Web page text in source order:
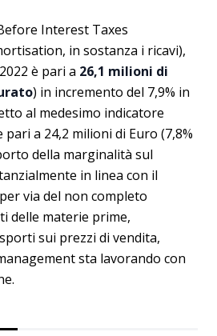
Interest Taxes
in sostanza i ricavi),
è pari a 26,1 milioni di
) in incremento del 7,9% in
al medesimo indicatore
pari a 24,2 milioni di Euro (7,8%
della marginalità sul
in linea con il
via del non completo
delle materie prime,
sui prezzi di vendita,
sta lavorando con